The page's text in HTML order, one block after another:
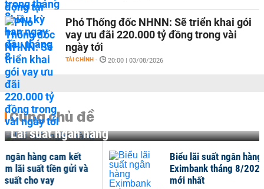
Phó Thống đốc NHNN: Sẽ triển khai gói
vay ưu đãi 220.000 tỷ đồng trong vài
ngày tới
TÀI CHÍNH - 20:00 | 03/08/2026
Cùng chủ đề
Lãi suất ngân hàng
Biểu lãi suất ngân hàng
Eximbank tháng 8/2024